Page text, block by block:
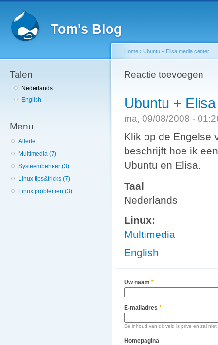
Tom's Blog
Talen
Nederlands
English
Menu
Allerlei
Multimedia (7)
Systeembeheer (3)
Linux tips&tricks (7)
Linux problemen (3)
You are here
Home › Ubuntu + Elisa media center
Reactie toevoegen
Ubuntu +
ma, 09/08/2008 -
Klik op de Engelse
beschrijft hoe ik
Ubuntu en Elisa.
Taal
Nederlands
Linux:
Multimedia
English
Uw naam *
E-mailadres *
De inhoud van dit veld is privé en zal
Homepagina